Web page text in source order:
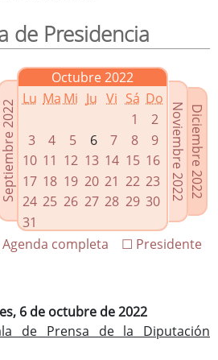
relacionados
de gobierno
de Presidencia
Septiembre 2022
Octubre 2022
Lu Ma Mi Ju Vi Sá Do
1
2
3
4 5 6 7 8
9
10 11 12 13 14 15 16
17 18 19 20 21 22 23
24 25 26 27 28 29 30
31
Diciembre 2022
Noviembre 2022
☐ Presidente
completa
6 de octubre de 2022
de Prensa de la Diputación